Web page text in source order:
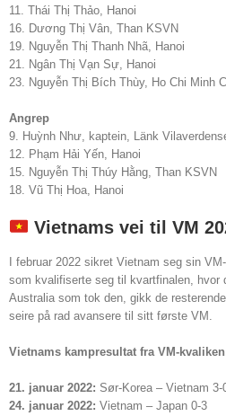
11. Thái Thị Thảo, Hanoi
16. Dương Thị Vân, Than KSVN
19. Nguyễn Thị Thanh Nhã, Hanoi
21. Ngân Thị Vạn Sự, Hanoi
23. Nguyễn Thị Bích Thùy, Ho Chi Minh
Angrep
9. Huỳnh Như, kaptein, Länk
12. Phạm Hải Yến, Hanoi
15. Nguyễn Thị Thúy Hằng, Than KSVN
18. Vũ Thị Hoa, Hanoi
Vietnams vei til VM
I februar 2022 sikret Vietnam seg sin
som kvalifiserte seg til kvartfinalen, hvor
Australia som tok den, gikk de
seire på rad avansere til sitt første VM.
Vietnams kampresultat fra VM-
21. januar 2022: Sør-Korea – Vietnam 3-
24. januar 2022: Vietnam – Japan 0-3